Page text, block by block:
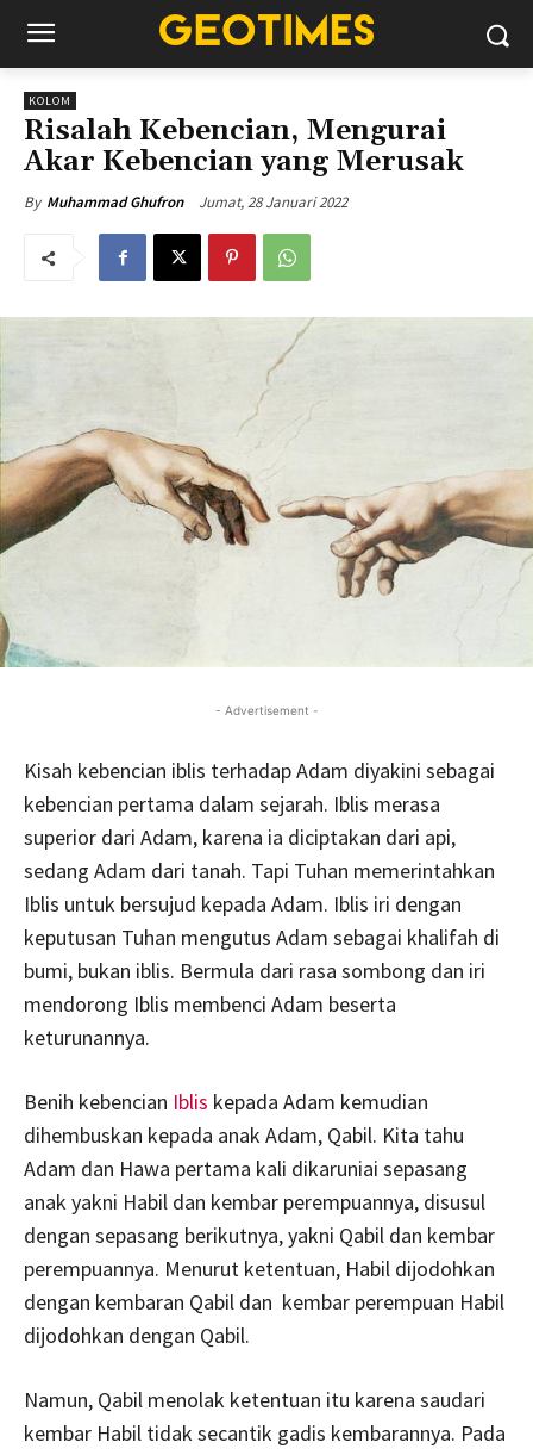
KOLOM
Risalah Kebencian, Mengurai
Akar Kebencian yang Merusak
By Muhammad Ghufron Jumat, 28 Januari 2022
- Advertisement -
Kisah kebencian iblis terhadap Adam diyakini sebagai
kebencian pertama dalam sejarah. Iblis merasa
superior dari Adam, karena ia diciptakan dari api,
sedang Adam dari tanah. Tapi Tuhan memerintahkan
Iblis untuk bersujud kepada Adam. Iblis iri dengan
keputusan Tuhan mengutus Adam sebagai khalifah di
bumi, bukan iblis. Bermula dari rasa sombong dan iri
mendorong Iblis membenci Adam beserta
keturunannya.
Benih kebencian Iblis kepada Adam kemudian
dihembuskan kepada anak Adam, Qabil. Kita tahu
Adam dan Hawa pertama kali dikaruniai sepasang
anak yakni Habil dan kembar perempuannya, disusul
dengan sepasang berikutnya, yakni Qabil dan kembar
perempuannya. Menurut ketentuan, Habil dijodohkan
dengan kembaran Qabil dan kembar perempuan Habil
dijodohkan dengan Qabil.
Namun, Qabil menolak ketentuan itu karena saudari
kembar Habil tidak secantik gadis kembarannya. Pada